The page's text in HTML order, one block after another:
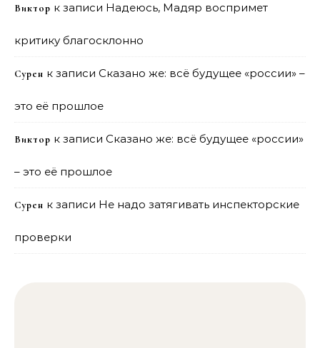
Виктор к записи Надеюсь, Мадяр воспримет
критику благосклонно
Сурен к записи Сказано же: всё будущее «россии» –
это её прошлое
Виктор к записи Сказано же: всё будущее «россии»
– это её прошлое
Сурен к записи Не надо затягивать инспекторские
проверки